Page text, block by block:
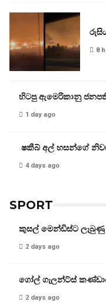
8
හිටපු ඇමෙරිකානු
1 day ago
ෂකීබ් අල් හසන්ගේ
4 days ago
SPORT
කුසල් මෙන්ඩිස්ට
2 days ago
ගෝල් ගැලන්ට්ස්
2 days ago